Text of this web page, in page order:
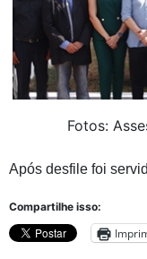
Fotos:
Após desfile foi
Compartilhe isso: